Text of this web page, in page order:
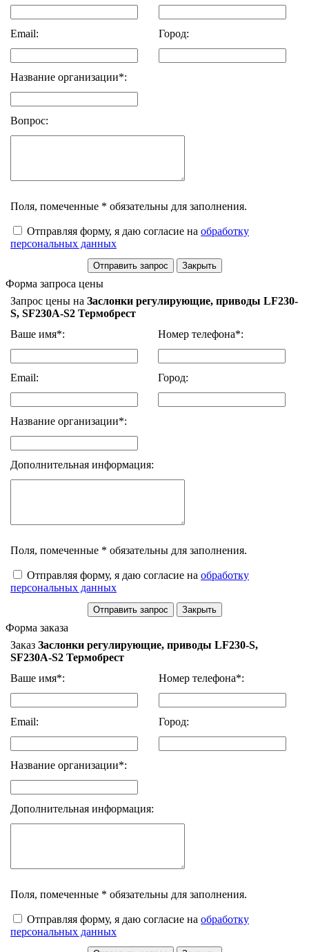
Email: Город:
Название организации*:
Вопрос:
Поля, помеченные * обязательны для заполнения.
Отправляя форму, я даю согласие на обработку
персональных данных
Форма запроса цены
Запрос цены на Заслонки регулирующие, приводы LF230-
S, SF230A-S2 Термобрест
Ваше имя*:
Номер телефона*:
Email: Город:
Название организации*:
Дополнительная информация:
Поля, помеченные * обязательны для заполнения.
Отправляя форму, я даю согласие на обработку
персональных данных
Форма заказа
Заказ Заслонки регулирующие, приводы LF230-S,
SF230A-S2 Термобрест
Ваше имя*:
Номер телефона*:
Email: Город:
Название организации*:
Дополнительная информация:
Поля, помеченные * обязательны для заполнения.
Отправляя форму, я даю согласие на обработку
персональных данных